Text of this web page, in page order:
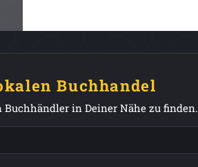
Buchhandel
Buchhändler in Deiner Nähe zu finden.